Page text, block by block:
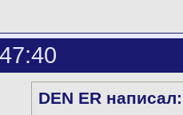
DEN ER написал: